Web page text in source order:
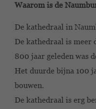
Waarom is de
De kathedraal in
De kathedraal is meer
800 jaar geleden was
Het duurde bijna 100
bouwen.
De kathedraal is erg